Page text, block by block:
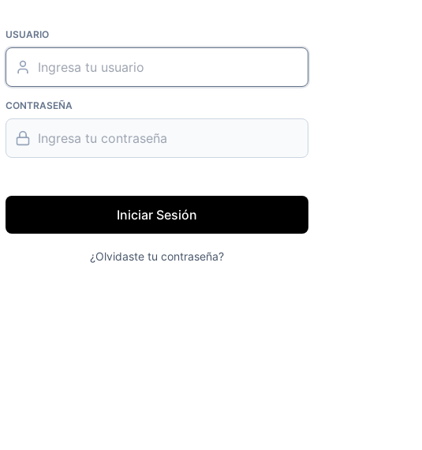
USUARIO
CONTRASEÑA
Iniciar Sesión
¿Olvidaste tu contraseña?